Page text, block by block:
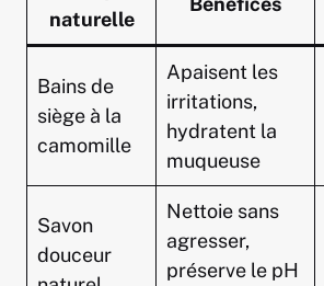
naturelle
Bains de
siège à la
camomille
Apaisent les
irritations,
hydratent la
muqueuse
Savon
douceur
Nettoie sans
agresser,
préserve le pH